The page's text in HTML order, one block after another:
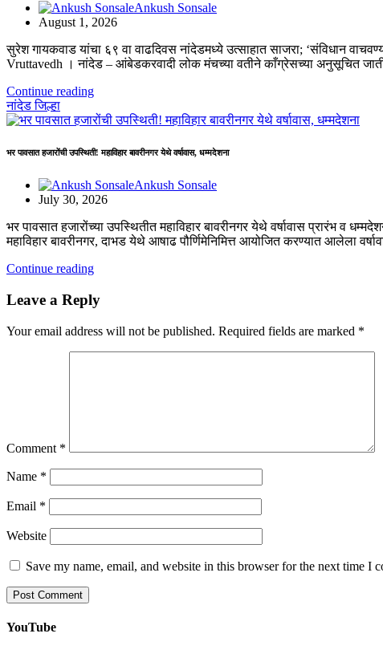
Ankush Sonsale
August 1, 2026
सुरेश गायकवाड यांचा ६९ वा वाढदिवस नांदेडमध्ये उत्साहात साजरा; ‘संविधान
Vruttavedh । ​नांदेड – आंबेडकरवादी लोक मंचच्या वतीने काँग्रेसच्या अनुसूचित
Continue reading
नांदेड जिल्हा
भर पावसात हजारोंची उपस्थिती! महाविहार बावरीनगर येथे वर्षावास, धम्मदेशना
Ankush Sonsale
July 30, 2026
भर पावसात हजारोंच्या उपस्थितीत महाविहार बावरीनगर येथे वर्षावास प्रारंभ व
महाविहार बावरीनगर, दाभड येथे आषाढ पौर्णिमेनिमित्त आयोजित करण्यात आलेला
Continue reading
Leave a Reply
Your email address will not be published. Required fields are marked *
Comment *
Name *
Email *
Website
Save my name, email, and website in this browser for the next time I
YouTube